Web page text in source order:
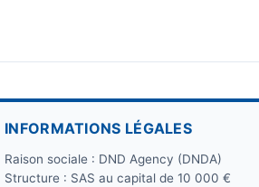
INFORMATIONS LÉGALES
Raison sociale : DND Agency (DNDA)
Structure : SAS au capital de 10 000 €